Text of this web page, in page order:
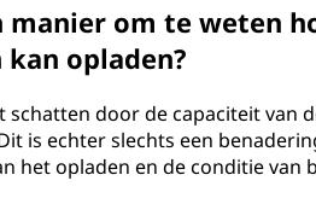
manier om te weten
opladen?
schatten door de capaciteit
is echter slechts een
het opladen en de conditie van